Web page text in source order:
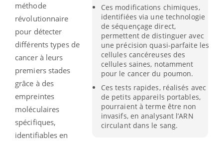
Ces modifications chimiques,
identifiées via une technologie
de séquençage direct,
permettent de distinguer avec
une précision quasi-parfaite les
cellules cancéreuses des
cellules saines, notamment
pour le cancer du poumon.
Ces tests rapides, réalisés avec
de petits appareils portables,
pourraient à terme être non
invasifs, en analysant l’ARN
circulant dans le sang.
méthode
révolutionnaire
pour détecter
différents types de
cancer à leurs
premiers stades
grâce à des
empreintes
moléculaires
spécifiques,
identifiables en